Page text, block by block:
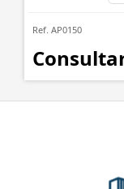
Ref. AP0150